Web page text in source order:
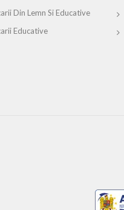
Din Lemn Si Educative
Educative